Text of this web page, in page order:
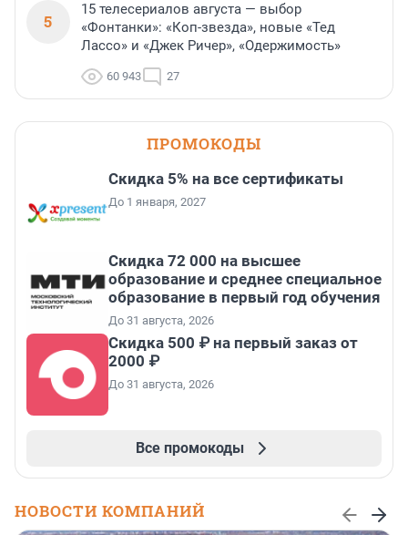
5
15 телесериалов августа — выбор
«Фонтанки»: «Коп-звезда», новые «Тед
Лассо» и «Джек Ричер», «Одержимость»
60 943 27
ПРОМОКОДЫ
Скидка 5% на все сертификаты
До 1 января, 2027
Скидка 72 000 на высшее
образование и среднее специальное
образование в первый год обучения
До 31 августа, 2026
Скидка 500 ₽ на первый заказ от
2000 ₽
До 31 августа, 2026
Все промокоды
НОВОСТИ КОМПАНИЙ